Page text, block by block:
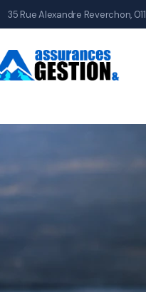
35 Rue Alexandre Reverchon,